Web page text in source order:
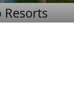
Resorts